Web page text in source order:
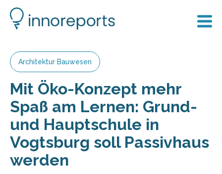
Architektur Bauwesen
Mit Öko-Konzept mehr
Spaß am Lernen: Grund-
und Hauptschule in
Vogtsburg soll Passivhaus
werden